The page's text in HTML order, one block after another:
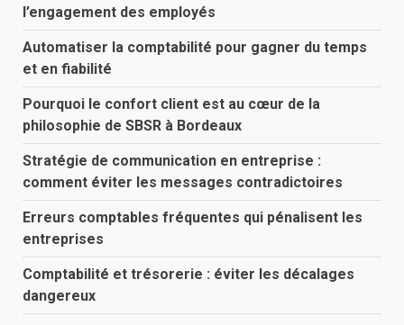
l’engagement des employés
Automatiser la comptabilité pour gagner du temps
et en fiabilité
Pourquoi le confort client est au cœur de la
philosophie de SBSR à Bordeaux
Stratégie de communication en entreprise :
comment éviter les messages contradictoires
Erreurs comptables fréquentes qui pénalisent les
entreprises
Comptabilité et trésorerie : éviter les décalages
dangereux